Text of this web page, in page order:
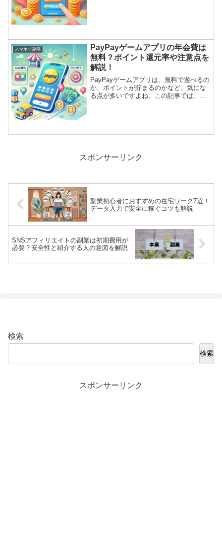
スマホで副業
PayPayゲームアプリの年会費は
無料？ポイント還元率や注意点を
解説！
PayPayゲームアプリは、無料で遊べるの
か、ポイントが貯まるのかなど、気にな
る点が多いですよね。この記事では、
スポンサーリンク
副業初心者におすすめの在宅ワーク7選！
データ入力で安全に稼ぐコツも解説
SNSアフィリエイトの副業は初期費用が
必要？安全性と紹介する人の意図を解説
検索
検索
スポンサーリンク